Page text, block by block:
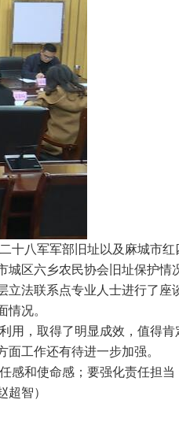
十八军军部旧址以及麻城市红
城区六乡农民协会旧址保护情
立法联系点专业人士进行了座
况。
，取得了明显成效，值得肯
工作还有待进一步加强。
感和使命感；要强化责任担当
智）